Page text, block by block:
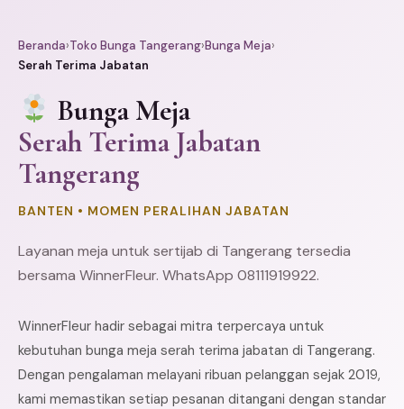
Beranda›Toko Bunga Tangerang›Bunga Meja›
Serah Terima Jabatan
Bunga Meja
Serah Terima Jabatan
Tangerang
BANTEN • MOMEN PERALIHAN JABATAN
Layanan meja untuk sertijab di Tangerang tersedia
bersama WinnerFleur. WhatsApp 08111919922.
WinnerFleur hadir sebagai mitra terpercaya untuk
kebutuhan bunga meja serah terima jabatan di Tangerang.
Dengan pengalaman melayani ribuan pelanggan sejak 2019,
kami memastikan setiap pesanan ditangani dengan standar